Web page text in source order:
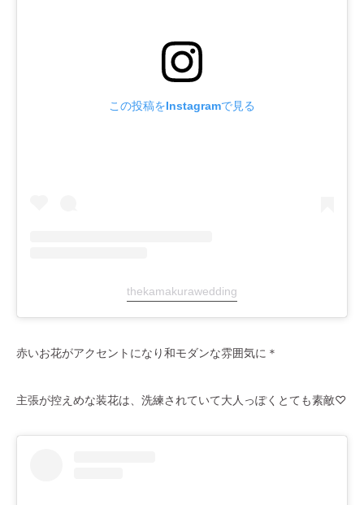
この投稿をInstagramで見る
thekamakurawedding
赤いお花がアクセントになり和モダンな雰囲気に＊
主張が控えめな装花は、洗練されていて大人っぽくとても素敵♡